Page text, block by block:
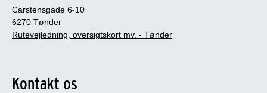
Carstensgade 6-10
6270 Tønder
Rutevejledning, oversigtskort mv. - Tønder
Kontakt os